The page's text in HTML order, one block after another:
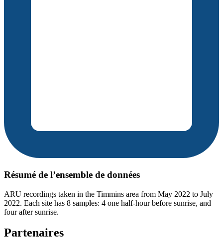
Résumé de l’ensemble de données
ARU recordings taken in the Timmins area from May 2022 to July
2022. Each site has 8 samples: 4 one half-hour before sunrise, and
four after sunrise.
Partenaires